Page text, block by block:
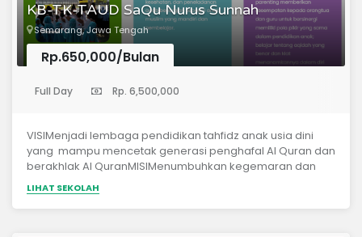
KB-TK-TAUD SaQu Nurus Sunnah
Semarang, Jawa Tengah
Rp.650,000/Bulan
Full Day Rp. 6,500,000
VISIMenjadi lembaga pendidikan tahfidz anak usia dini
yang mampu mencetak generasi penghafal Al Quran dan
berakhlak Al QuranMISIMenumbuhkan kegemaran dan
kebiasaan membaca dan menghafal Al Quran.Membekali
amalan praktis harian anak sesuai tuntunan Islam lewat
pemahaman dan pengamalan hadits dan dzikir harian
LIHAT SEKOLAH